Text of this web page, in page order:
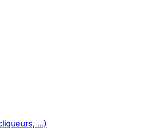
...)